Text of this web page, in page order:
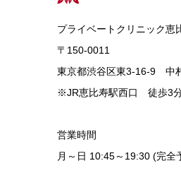
プライベートクリニック恵
〒150-0011
東京都渋谷区東3-16-9 中
※JR恵比寿駅西口 徒歩3
営業時間
月～日 10:45～19:30 (完全